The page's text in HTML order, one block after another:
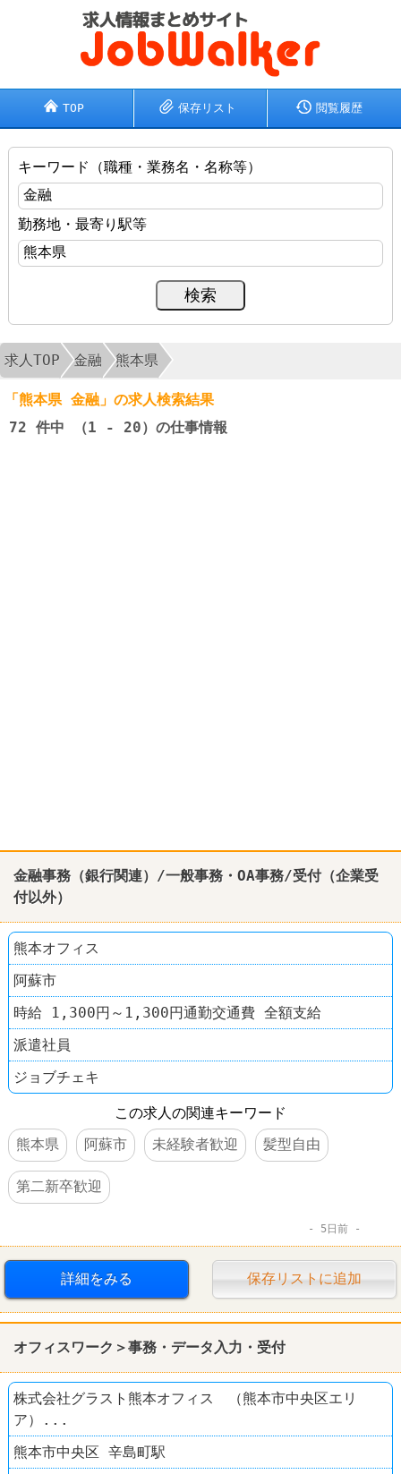
TOP 保存リスト 閲覧履歴
キーワード（職種・業務名・名称等）
勤務地・最寄り駅等
求人TOP 金融 熊本県
「熊本県 金融」の求人検索結果
72 件中 （1 - 20）の仕事情報
金融事務（銀行関連）/一般事務・OA事務/受付（企業受
付以外）
熊本オフィス
阿蘇市
時給 1,300円～1,300円通勤交通費 全額支給
派遣社員
ジョブチェキ
この求人の関連キーワード
熊本県
阿蘇市 未経験者歓迎 髪型自由
第二新卒歓迎
5日前
詳細をみる 保存リストに追加
オフィスワーク＞事務・データ入力・受付
株式会社グラスト熊本オフィス （熊本市中央区エリ
ア）...
熊本市中央区 辛島町駅